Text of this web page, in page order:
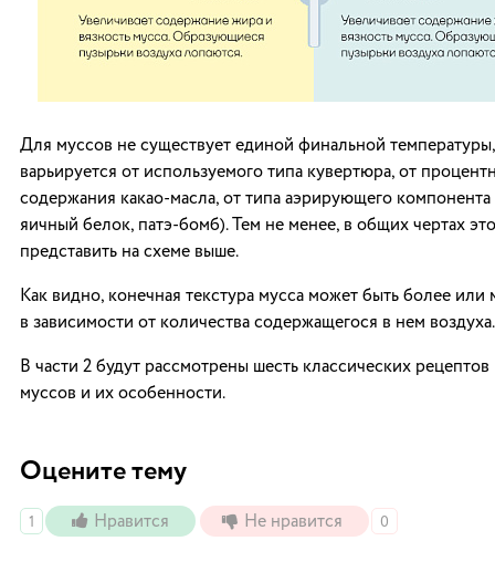
Для муссов не существует единой финальной температуры,
варьируется от используемого типа кувертюра, от
содержания какао-масла, от типа аэрирующего компонента
яичный белок, патэ-бомб). Тем не менее, в общих чертах
представить на схеме выше.
Как видно, конечная текстура мусса может быть более или
в зависимости от количества содержащегося в нем воздуха.
В части 2 будут рассмотрены шесть классических
муссов и их особенности.
Оцените тему
1 Нравится Не нравится 0